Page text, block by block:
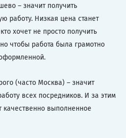
– значит получить
работу. Низкая цена станет
хочет не просто получить
чтобы работа была грамотно
(часто Москва) – значит
всех посредников. И за этим
качественно выполненное